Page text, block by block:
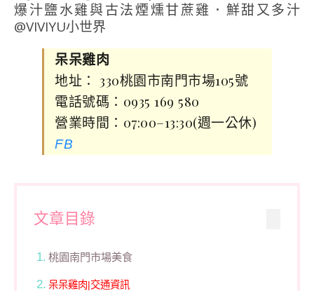
呆呆雞肉
地址： 330桃園市南門市場105號
電話號碼：0935 169 580
營業時間：07:00–13:30(週一公休)
FB
文章目錄
桃園南門市場美食
呆呆雞肉|交通資訊